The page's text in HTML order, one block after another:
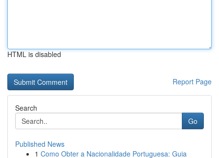
HTML is disabled
Report Page
Search
Go
Published News
1 Como Obter a Nacionalidade Portuguesa: Guia